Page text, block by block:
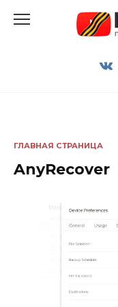
ГЛАВНАЯ СТРАНИЦА
AnyRecover